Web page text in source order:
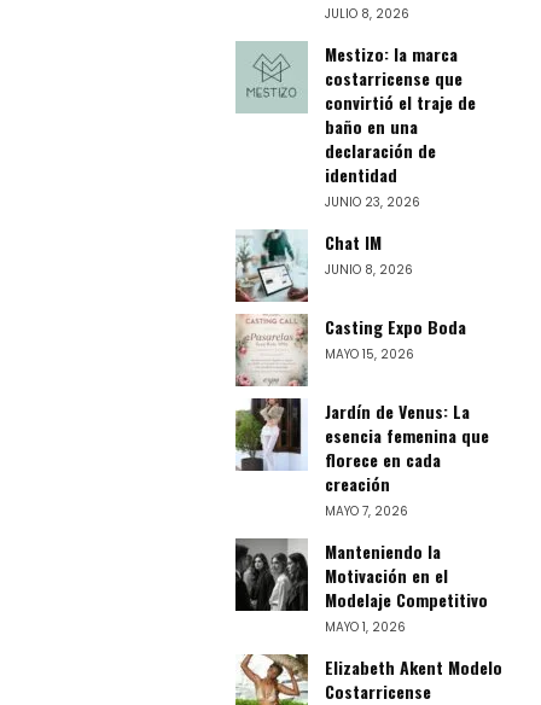
JULIO 8, 2026
Mestizo: la marca
costarricense que
convirtió el traje de
baño en una
declaración de
identidad
JUNIO 23, 2026
Chat IM
JUNIO 8, 2026
Casting Expo Boda
MAYO 15, 2026
Jardín de Venus: La
esencia femenina que
florece en cada
creación
MAYO 7, 2026
Manteniendo la
Motivación en el
Modelaje Competitivo
MAYO 1, 2026
Elizabeth Akent Modelo
Costarricense